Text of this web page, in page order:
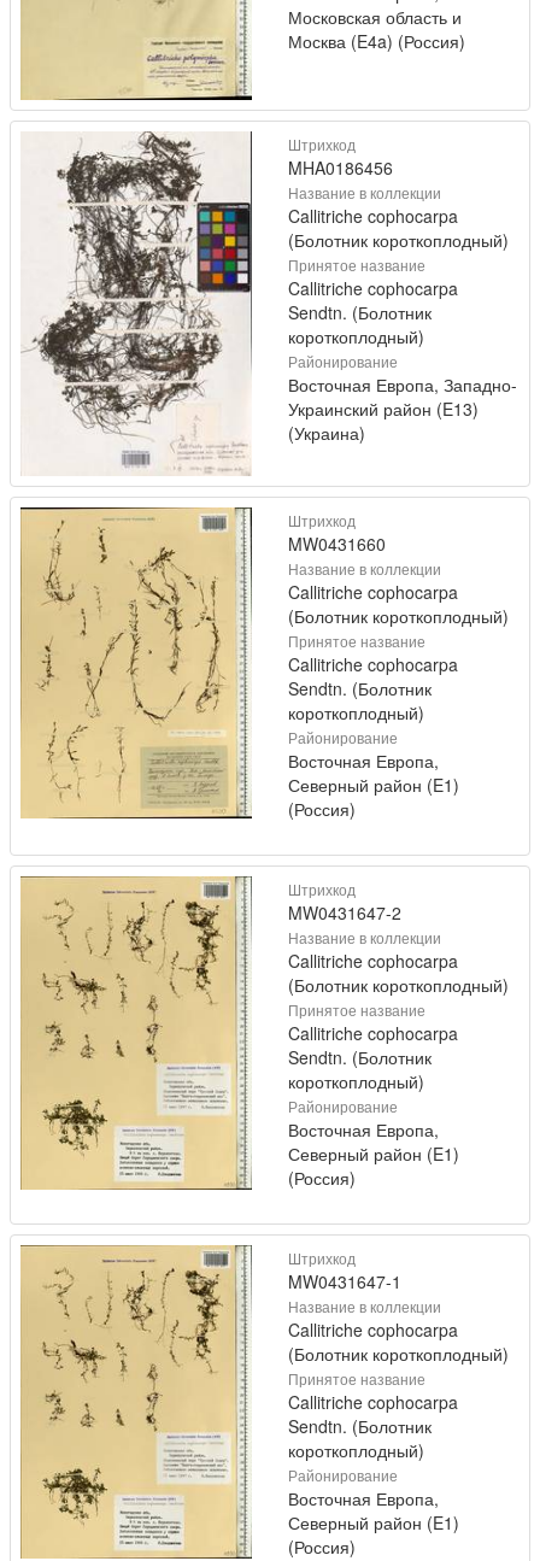
Московская область и
Москва (E4a) (Россия)
Штрихкод
MHA0186456
Название в коллекции
Callitriche cophocarpa
(Болотник короткоплодный)
Принятое название
Callitriche cophocarpa
Sendtn. (Болотник
короткоплодный)
Районирование
Восточная Европа, Западно-
Украинский район (E13)
(Украина)
Штрихкод
MW0431660
Название в коллекции
Callitriche cophocarpa
(Болотник короткоплодный)
Принятое название
Callitriche cophocarpa
Sendtn. (Болотник
короткоплодный)
Районирование
Восточная Европа,
Северный район (E1)
(Россия)
Штрихкод
MW0431647-2
Название в коллекции
Callitriche cophocarpa
(Болотник короткоплодный)
Принятое название
Callitriche cophocarpa
Sendtn. (Болотник
короткоплодный)
Районирование
Восточная Европа,
Северный район (E1)
(Россия)
Штрихкод
MW0431647-1
Название в коллекции
Callitriche cophocarpa
(Болотник короткоплодный)
Принятое название
Callitriche cophocarpa
Sendtn. (Болотник
короткоплодный)
Районирование
Восточная Европа,
Северный район (E1)
(Россия)